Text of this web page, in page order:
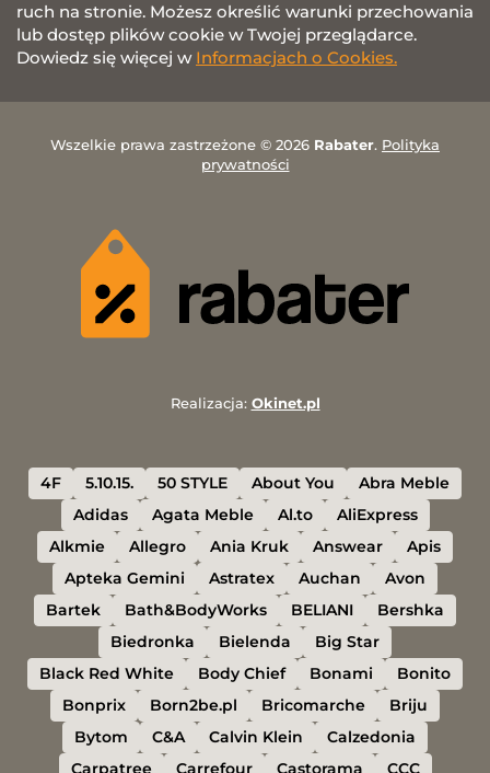
ruch na stronie. Możesz określić warunki przechowania
lub dostęp plików cookie w Twojej przeglądarce.
Dowiedz się więcej w Informacjach o Cookies.
Wszelkie prawa zastrzeżone © 2026 Rabater. Polityka
prywatności
Realizacja: Okinet.pl
4F 5.10.15. 50 STYLE About You
Abra Meble
Adidas
Agata Meble Al.to
AliExpress
Alkmie
Allegro Ania Kruk Answear
Apis
Apteka Gemini
Astratex Auchan
Avon
Bartek
Bath&BodyWorks BELIANI
Bershka
Biedronka
Bielenda
Big Star
Black Red White
Body Chief Bonami
Bonito
Bonprix
Born2be.pl Bricomarche
Briju
Bytom
C&A Calvin Klein
Calzedonia
Carpatree
Carrefour Castorama CCC